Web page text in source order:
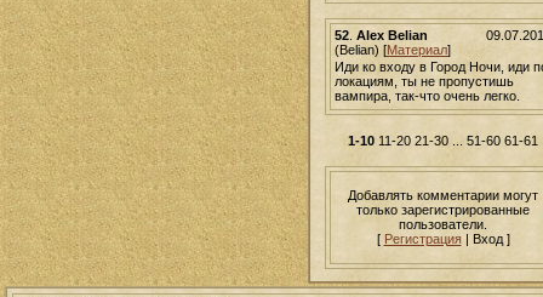
52 Alex Belian
(Belian) [Материал]
Иди ко входу в Город Ночи, иди
локациям, ты не пропустишь
вампира, так-что очень легко.
1-10 11-20 21-30 51-60 61-61
Добавлять комментарии могут
только зарегистрированные
пользователи.
[ Регистрация| Вход ]